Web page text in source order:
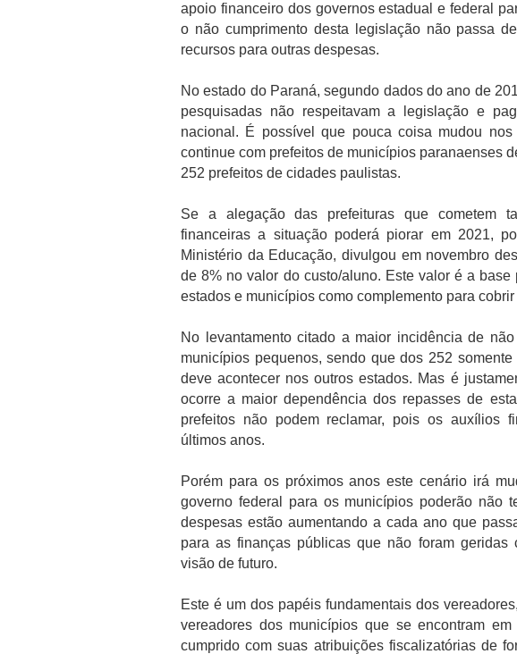
apoio financeiro dos governos estadual e federal
o não cumprimento desta legislação não passa
recursos para outras despesas.
No estado do Paraná, segundo dados do ano de
pesquisadas não respeitavam a legislação e
nacional. É possível que pouca coisa mudou
continue com prefeitos de municípios paranaenses
252 prefeitos de cidades paulistas.
Se a alegação das prefeituras que cometem
financeiras a situação poderá piorar em 2021,
Ministério da Educação, divulgou em novembro
de 8% no valor do custo/aluno. Este valor é a
estados e municípios como complemento para
No levantamento citado a maior incidência de
municípios pequenos, sendo que dos 252
deve acontecer nos outros estados. Mas é
ocorre a maior dependência dos repasses de
prefeitos não podem reclamar, pois os auxílios
últimos anos.
Porém para os próximos anos este cenário irá
governo federal para os municípios poderão não
despesas estão aumentando a cada ano que
para as finanças públicas que não foram geridas
visão de futuro.
Este é um dos papéis fundamentais dos
vereadores dos municípios que se encontram
cumprido com suas atribuições fiscalizatórias de